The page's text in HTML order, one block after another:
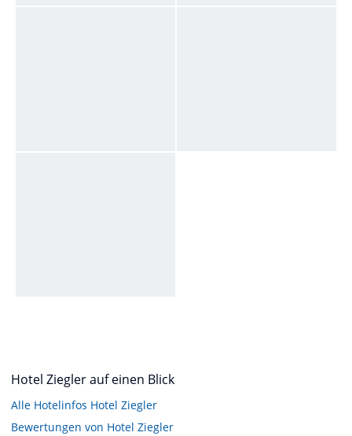
Hotel Ziegler auf einen Blick
Alle Hotelinfos Hotel Ziegler
Bewertungen von Hotel Ziegler